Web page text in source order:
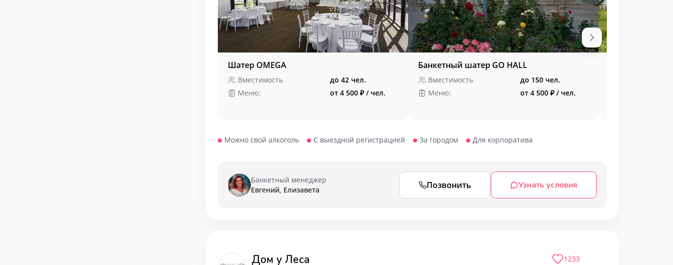
Шатер OMEGA
Вместимость
до 42 чел.
Меню:
от 4 500 ₽ / чел.
Банкетный шатер GO HALL
Вместимость
до 150 чел.
Меню:
от 4 500 ₽ / чел.
Можно свой алкоголь С выездной регистрацией За городом Для корпоратива
Банкетный менеджер
Евгений, Елизавета
Позвонить Узнать условия
Дом у Леса
1233